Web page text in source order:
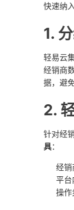
快速纳
1.
轻易云
经销商
据，避
2.
针对经
具：
经销
平台
操作